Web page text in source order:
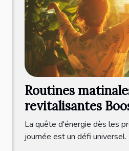
Routines
revitalisantes
énergie dès le
La quête d'énergie dès les
journée est un défi universel.